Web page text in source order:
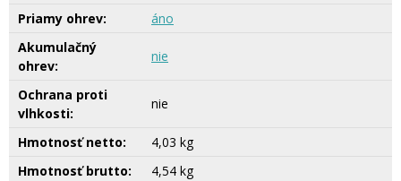
Priamy ohrev:
áno
Akumulačný
ohrev:
nie
Ochrana proti
vlhkosti:
nie
Hmotnosť netto:
4,03 kg
Hmotnosť brutto:
4,54 kg